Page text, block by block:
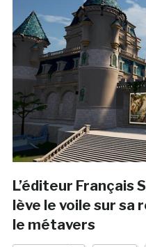
L’éditeur Français
lève le voile sur
le métavers